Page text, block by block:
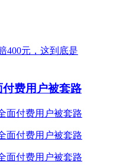
费用户被套路